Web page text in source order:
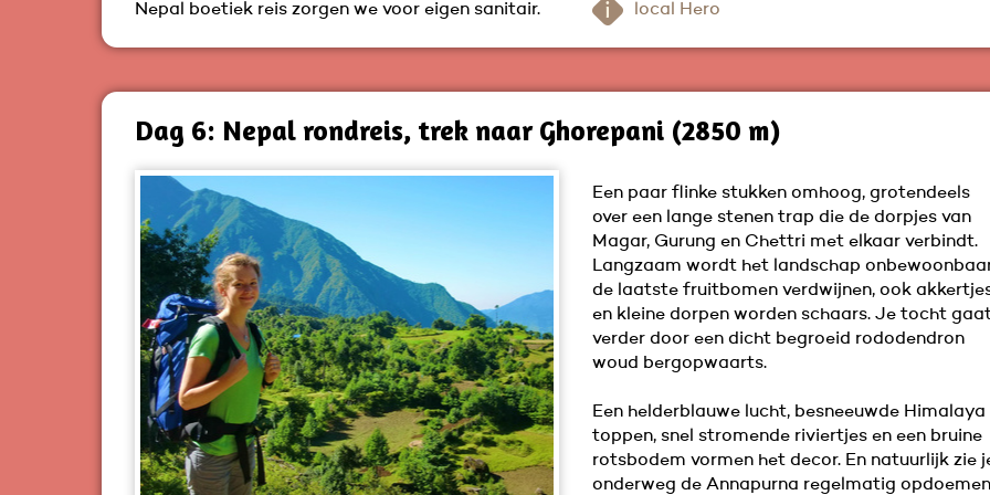
Nepal boetiek reis zorgen we voor eigen sanitair.
local Hero
Dag 6: Nepal rondreis, trek naar Ghorepani (2850 m)
Een paar flinke stukken omhoog, grotendeels
over een lange stenen trap die de dorpjes van
Magar, Gurung en Chettri met elkaar verbindt.
Langzaam wordt het landschap
de laatste fruitbomen verdwijnen, ook
en kleine dorpen worden schaars. Je tocht
verder door een dicht begroeid rododendron
woud bergopwaarts.
Een helderblauwe lucht, besneeuwde Himalaya
toppen, snel stromende riviertjes en een bruine
rotsbodem vormen het decor. En natuurlijk zie
onderweg de Annapurna regelmatig